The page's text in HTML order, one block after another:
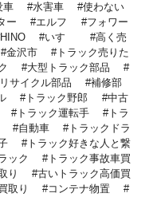
車 水害車
使わない
ー エルフ
フォワー
HINO いすゞ
高く売
金沢市
トラック売りた
大型トラック部品
サイクル部品
補修部
トラック野郎
中古
トラック運転手
トラ
自動車
トラックドラ
トラック好きな人と繋
ック
トラック事故車買
り
古いトラック高価買
取り
コンテナ物置